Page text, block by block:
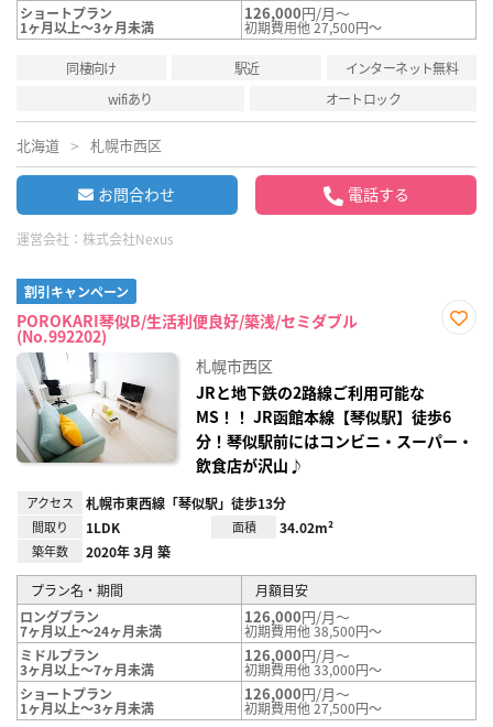
ショートプラン
1ヶ月以上～3ヶ月未満
126,000円/月～
初期費用他 27,500円～
同棲向け 駅近
インターネット無料
wifiあり
オートロック
北海道 札幌市西区
お問合わせ 電話する
運営会社： 株式会社Nexus
割引キャンペーン
POROKARI琴似B/生活利便良好/築浅/セミダブル
(No.992202)
札幌市西区
JRと地下鉄の2路線ご利用可能な
MS！！ JR函館本線【琴似駅】徒歩6
分！琴似駅前にはコンビニ・スーパー・
飲食店が沢山♪
アクセス 札幌市東西線「琴似駅」徒歩13分
間取り 1LDK 面積 34.02m²
築年数 2020年 3月 築
プラン名・期間
月額目安
ロングプラン
7ヶ月以上～24ヶ月未満
126,000円/月～
初期費用他 38,500円～
ミドルプラン
3ヶ月以上～7ヶ月未満
126,000円/月～
初期費用他 33,000円～
ショートプラン
1ヶ月以上～3ヶ月未満
126,000円/月～
初期費用他 27,500円～